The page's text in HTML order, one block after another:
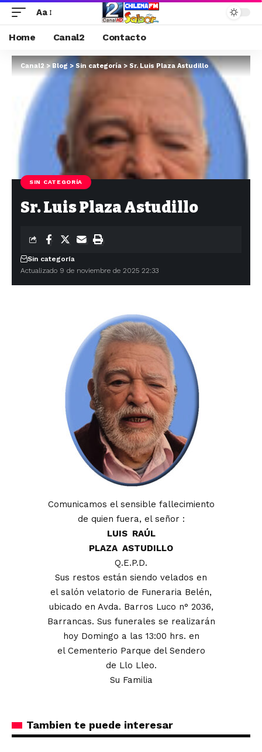
Aa
Home Canal2 Contacto
Canal2> Blog> Sin categoría > Sr. Luis Plaza Astudillo
SIN CATEGORÍA
Sr. Luis Plaza Astudillo
Actualizado 9 de noviembre de 2025 22:33
Sin categoría
Comunicamos el sensible fallecimiento
de quien fuera, el señor :
LUIS RAÚL
PLAZA ASTUDILLO
Q.E.P.D.
Sus restos están siendo velados en
el salón velatorio de Funeraria Belén,
ubicado en Avda. Barros Luco n° 2036,
Barrancas. Sus funerales se realizarán
hoy Domingo a las 13:00 hrs. en
el Cementerio Parque del Sendero
de Llo Lleo.
Su Familia
Tambien te puede interesar